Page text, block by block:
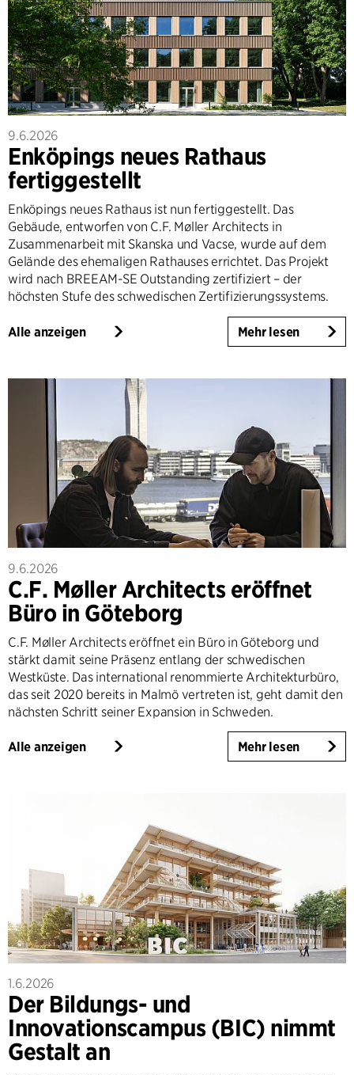
9.6.2026
Enköpings neues Rathaus
fertiggestellt
Enköpings neues Rathaus ist nun fertiggestellt. Das
Gebäude, entworfen von C.F. Møller Architects in
Zusammenarbeit mit Skanska und Vacse, wurde auf dem
Gelände des ehemaligen Rathauses errichtet. Das Projekt
wird nach BREEAM-SE Outstanding zertifiziert – der
höchsten Stufe des schwedischen Zertifizierungssystems.
Alle anzeigen Mehr lesen
9.6.2026
C.F. Møller Architects eröffnet
Büro in Göteborg
C.F. Møller Architects eröffnet ein Büro in Göteborg und
stärkt damit seine Präsenz entlang der schwedischen
Westküste. Das international renommierte Architekturbüro,
das seit 2020 bereits in Malmö vertreten ist, geht damit den
nächsten Schritt seiner Expansion in Schweden.
Alle anzeigen Mehr lesen
1.6.2026
Der Bildungs- und
Innovationscampus (BIC) nimmt
Gestalt an